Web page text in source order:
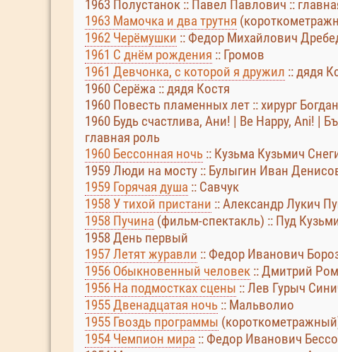
1963 Полустанок :: Павел Павлович ::
1963 Мамочка и два трутня
1962 Черёмушки :: Федор Михайлович
1961 С днём рождения :: Громов
1961 Девчонка, с которой я дружил :: дядя
1960 Серёжа :: дядя Костя
1960 Повесть пламенных лет :: хирург
1960 Будь счастлива, Ани! | Be Happy, Ani! |
главная роль
1960 Бессонная ночь :: Кузьма Кузьмич
1959 Люди на мосту :: Булыгин Иван
1959 Горячая душа :: Савчук
1958 У тихой пристани :: Александр Лукич
1958 Пучина (фильм-спектакль) :: Пуд
1958 День первый
1957 Летят журавли :: Федор Иванович
1956 Обыкновенный человек :: Дмитрий
1956 На подмостках сцены :: Лев Гурыч
1955 Двенадцатая ночь :: Мальволио
1955 Гвоздь программы
1954 Чемпион мира :: Федор Иванович